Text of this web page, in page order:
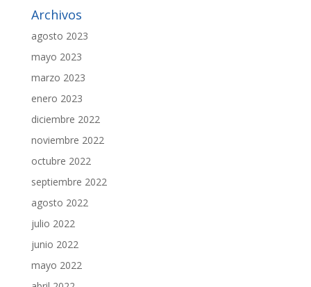
Archivos
agosto 2023
mayo 2023
marzo 2023
enero 2023
diciembre 2022
noviembre 2022
octubre 2022
septiembre 2022
agosto 2022
julio 2022
junio 2022
mayo 2022